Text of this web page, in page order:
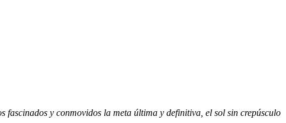
y conmovidos la meta última y definitiva, el sol sin crepúsculo